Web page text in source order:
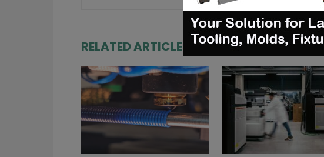
RELATED ARTICLES MORE FROM AUTHOR